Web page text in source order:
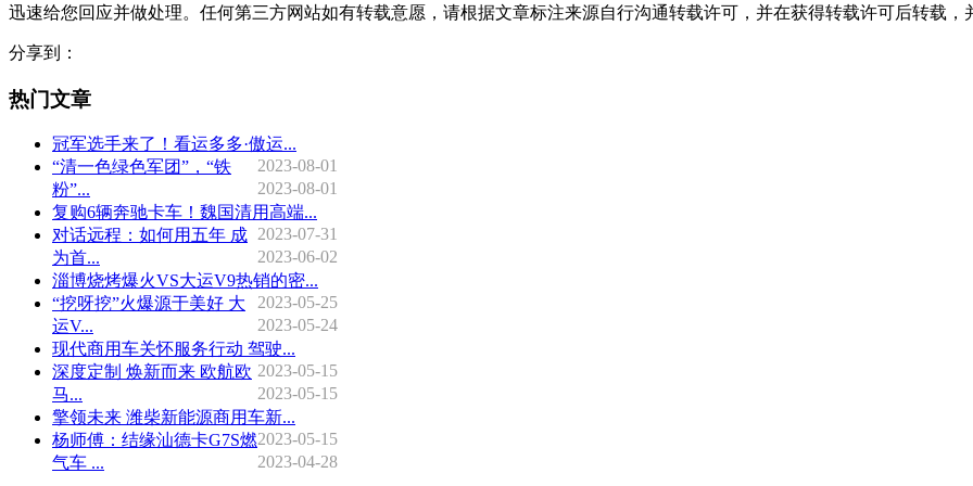
迅速给您回应并做处理。任何第三方网站如有转载意愿，请根据文章标注来源自行沟通转载许可，并在获得转载许可后转载，
分享到：
热门文章
冠军选手来了！看运多多·傲运...
2023-08-01
“清一色绿色军团”，“铁
粉”...
2023-08-01
复购6辆奔驰卡车！魏国清用高端...
2023-07-31
对话远程：如何用五年 成
为首...
2023-06-02
淄博烧烤爆火VS大运V9热销的密...
2023-05-25
“挖呀挖”火爆源于美好 大
运V...
2023-05-24
现代商用车关怀服务行动 驾驶...
2023-05-15
深度定制 焕新而来 欧航欧
马...
2023-05-15
擎领未来 潍柴新能源商用车新...
2023-05-15
杨师傅：结缘汕德卡G7S燃
气车 ...
2023-04-28